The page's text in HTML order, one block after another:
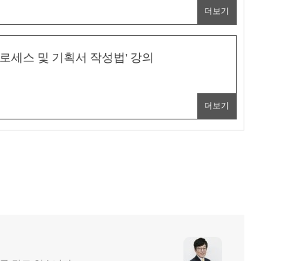
더보기
세스 및 기획서 작성법' 강의
더보기